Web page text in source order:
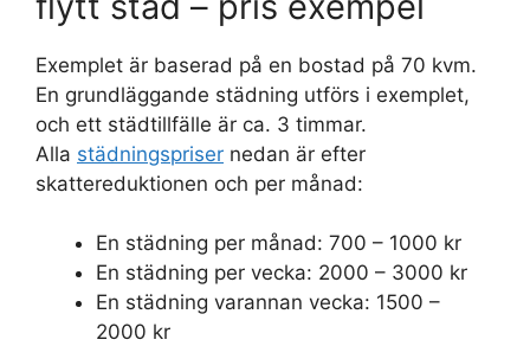
Exemplet är baserad på en bostad på 70 kvm.
En grundläggande städning utförs i exemplet,
och ett städtillfälle är ca. 3 timmar.
Alla städningspriser nedan är efter
skattereduktionen och per månad:
En städning per månad: 700 – 1000 kr
En städning per vecka: 2000 – 3000 kr
En städning varannan vecka: 1500 –
2000 kr